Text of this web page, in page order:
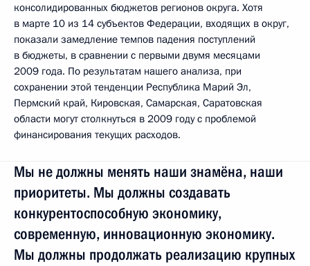
консолидированных бюджетов регионов округа. Хотя
в марте 10 из 14 субъектов Федерации, входящих в округ,
показали замедление темпов падения поступлений
в бюджеты, в сравнении с первыми двумя месяцами
2009 года. По результатам нашего анализа, при
сохранении этой тенденции Республика Марий Эл,
Пермский край, Кировская, Самарская, Саратовская
области могут столкнуться в 2009 году с проблемой
финансирования текущих расходов.
Мы не должны менять наши знамёна, наши
приоритеты. Мы должны создавать
конкурентоспособную экономику,
современную, инновационную экономику.
Мы должны продолжать реализацию крупных